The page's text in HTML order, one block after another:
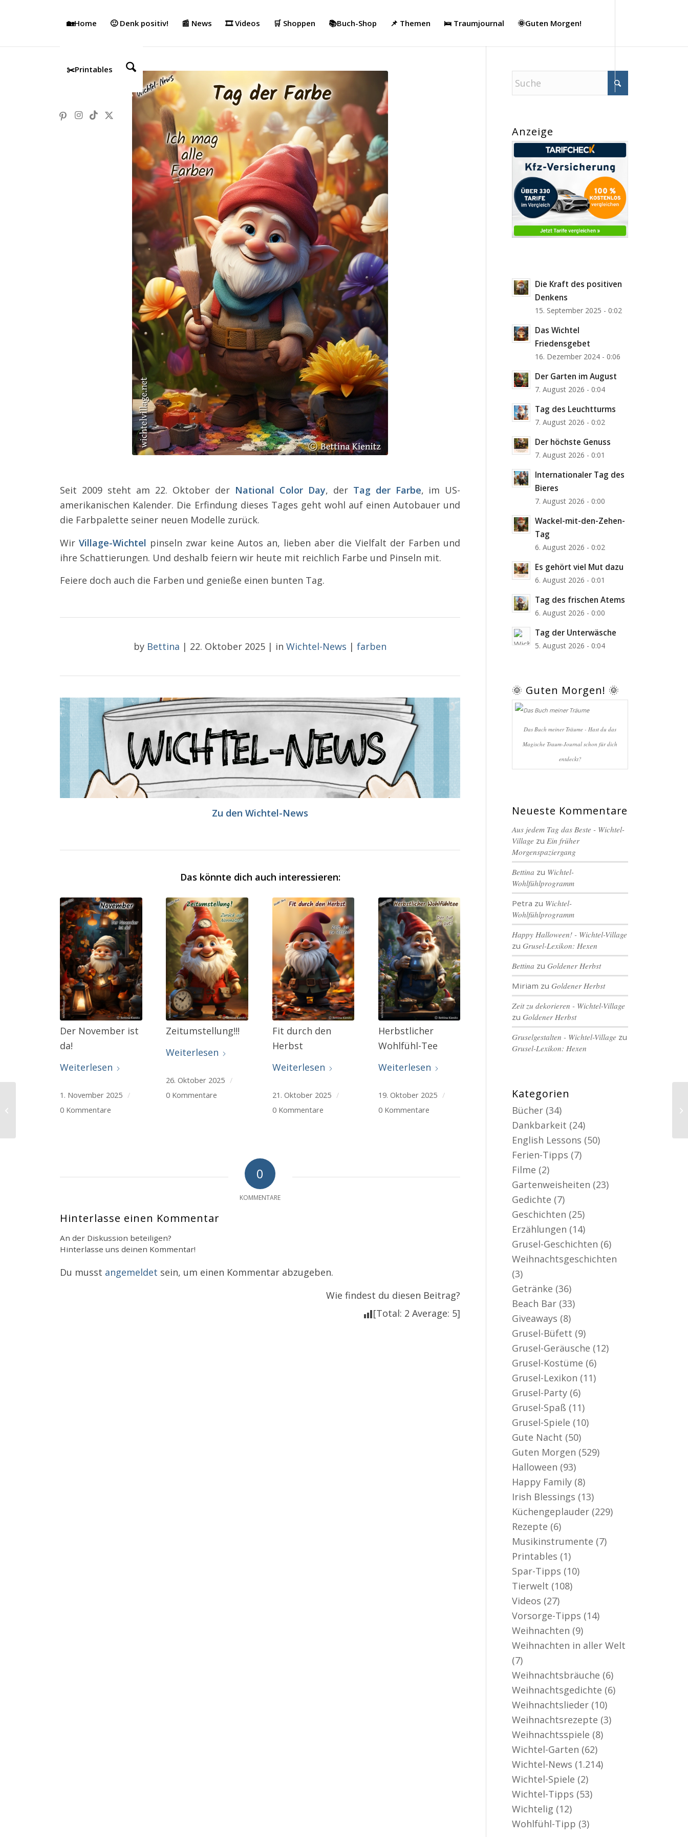
🏡Home 🙂 Denk positiv! 📰 News 🎞️ Videos 🛒 Shoppen 📚Buch-Shop 📌 Themen 🛌 Traumjournal 🌞Guten Morgen!
✂️Printables
Seit 2009 steht am 22. Oktober der National Color Day, der Tag der Farbe, im US-
amerikanischen Kalender. Die Erfindung dieses Tages geht wohl auf einen Autobauer und
die Farbpalette seiner neuen Modelle zurück.
WirVillage-Wichtel pinseln zwar keine Autos an, lieben aber die Vielfalt der Farben und
ihre Schattierungen. Und deshalb feiern wir heute mit reichlich Farbe und Pinseln mit.
Feiere doch auch die Farben und genieße einen bunten Tag.
by Bettina | 22. Oktober 2025 | in Wichtel-News | farben
Zu den Wichtel-News
Das könnte dich auch interessieren:
Der November ist
da!
Weiterlesen
1. November 2025 /
0 Kommentare
Zeitumstellung!!!
Weiterlesen
26. Oktober 2025 /
0 Kommentare
Fit durch den
Herbst
Weiterlesen
21. Oktober 2025 /
0 Kommentare
Herbstlicher
Wohlfühl-Tee
Weiterlesen
19. Oktober 2025 /
0 Kommentare
0
KOMMENTARE
Hinterlasse einen Kommentar
An der Diskussion beteiligen?
Hinterlasse uns deinen Kommentar!
Du musst angemeldet sein, um einen Kommentar abzugeben.
Wie findest du diesen Beitrag?
[Total: 2 Average: 5]
Anzeige
Die Kraft des positiven
Denkens
15. September 2025 - 0:02
Das Wichtel
Friedensgebet
16. Dezember 2024 - 0:06
Der Garten im August
7. August 2026 - 0:04
Tag des Leuchtturms
7. August 2026 - 0:02
Der höchste Genuss
7. August 2026 - 0:01
Internationaler Tag des
Bieres
7. August 2026 - 0:00
Wackel-mit-den-Zehen-
Tag
6. August 2026 - 0:02
Es gehört viel Mut dazu
6. August 2026 - 0:01
Tag des frischen Atems
6. August 2026 - 0:00
Tag der Unterwäsche
5. August 2026 - 0:04
🌞 Guten Morgen! 🌞
Das Buch meiner Träume - Hast du das
Magische Traum-Journal schon für dich
entdeckt?
Neueste Kommentare
Aus jedem Tag das Beste - Wichtel-
Village zu Ein früher
Morgenspaziergang
Bettina zu Wichtel-
Wohlfühlprogramm
Petra zu Wichtel-
Wohlfühlprogramm
Happy Halloween! - Wichtel-Village
zuGrusel-Lexikon: Hexen
Bettina zuGoldener Herbst
Miriam zuGoldener Herbst
Zeit zu dekorieren - Wichtel-Village
zuGoldener Herbst
Gruselgestalten - Wichtel-Village zu
Grusel-Lexikon: Hexen
Kategorien
Bücher (34)
Dankbarkeit (24)
English Lessons (50)
Ferien-Tipps (7)
Filme (2)
Gartenweisheiten (23)
Gedichte (7)
Geschichten (25)
Erzählungen (14)
Grusel-Geschichten (6)
Weihnachtsgeschichten
(3)
Getränke (36)
Beach Bar (33)
Giveaways (8)
Grusel-Büfett (9)
Grusel-Geräusche (12)
Grusel-Kostüme (6)
Grusel-Lexikon (11)
Grusel-Party (6)
Grusel-Spaß (11)
Grusel-Spiele (10)
Gute Nacht (50)
Guten Morgen (529)
Halloween (93)
Happy Family (8)
Irish Blessings (13)
Küchengeplauder (229)
Rezepte (6)
Musikinstrumente (7)
Printables (1)
Spar-Tipps (10)
Tierwelt (108)
Videos (27)
Vorsorge-Tipps (14)
Weihnachten (9)
Weihnachten in aller Welt
(7)
Weihnachtsbräuche (6)
Weihnachtsgedichte (6)
Weihnachtslieder (10)
Weihnachtsrezepte (3)
Weihnachtsspiele (8)
Wichtel-Garten (62)
Wichtel-News (1.214)
Wichtel-Spiele (2)
Wichtel-Tipps (53)
Wichtelig (12)
Wohlfühl-Tipp (3)
Iss-eine-Brezel-Tag